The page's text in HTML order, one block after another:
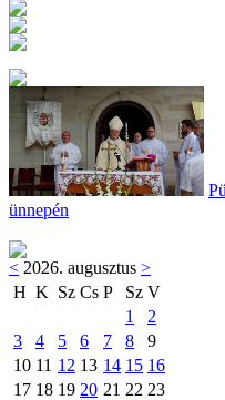
ünnepén
< 2026. augusztus >
H K Sz Cs P Sz V
1
2
3
4 5 6 7 8
9
10 11 12 13 14 15 16
17 18 19 20 21 22 23